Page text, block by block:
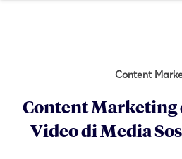
Content
Content Marketing
Video di Media